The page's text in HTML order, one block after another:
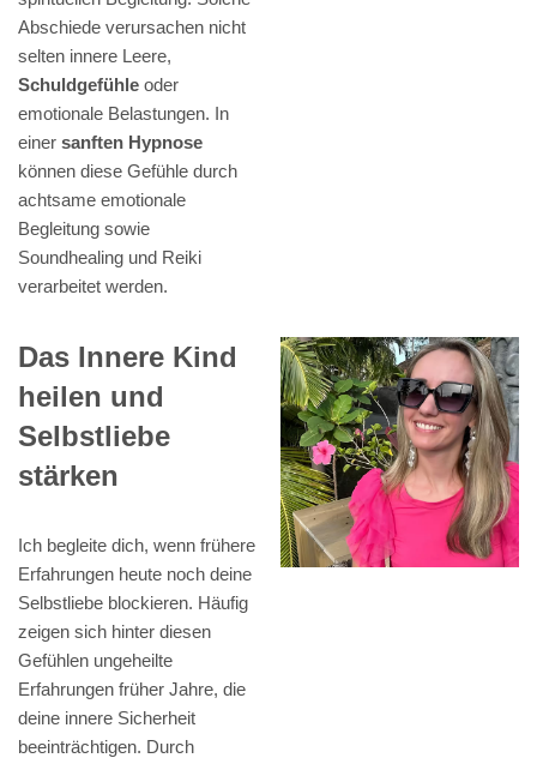
Abschiede verursachen nicht
selten innere Leere,
Schuldgefühle oder
emotionale Belastungen. In
einer sanften Hypnose
können diese Gefühle durch
achtsame emotionale
Begleitung sowie
Soundhealing und Reiki
verarbeitet werden.
Das Innere Kind
heilen und
Selbstliebe
stärken
Ich begleite dich, wenn frühere
Erfahrungen heute noch deine
Selbstliebe blockieren. Häufig
zeigen sich hinter diesen
Gefühlen ungeheilte
Erfahrungen früher Jahre, die
deine innere Sicherheit
beeinträchtigen. Durch